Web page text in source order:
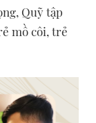
Quỹ tập
mồ côi, trẻ